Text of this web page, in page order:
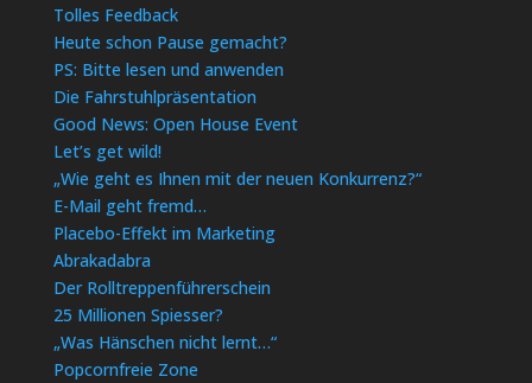
Tolles Feedback
Heute schon Pause gemacht?
PS: Bitte lesen und anwenden
Die Fahrstuhlpräsentation
Good News: Open House Event
Let’s get wild!
„Wie geht es Ihnen mit der neuen Konkurrenz?“
E-Mail geht fremd…
Placebo-Effekt im Marketing
Abrakadabra
Der Rolltreppenführerschein
25 Millionen Spiesser?
„Was Hänschen nicht lernt…“
Popcornfreie Zone